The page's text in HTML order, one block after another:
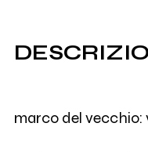
marco del